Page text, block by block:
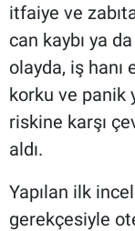
itfaiye ve
can kaybı ya
olayda, iş hanı
korku ve panik
riskine karşı
aldı.
Yapılan ilk
gerekçesiyle